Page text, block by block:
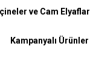
ve Cam Elyaflar
Kampanyalı Ürünler